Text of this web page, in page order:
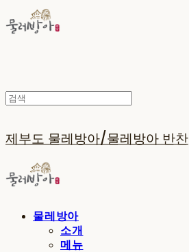
제부도 물레방아/물레방아 반찬
물레방아
소개
메뉴